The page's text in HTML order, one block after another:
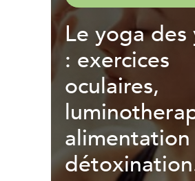
Le yoga des
: exercices
oculaires,
alimentation